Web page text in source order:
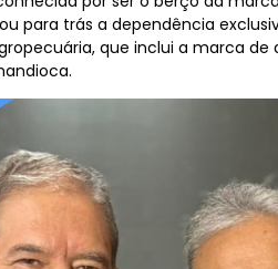
para trás a dependência
que inclui a marca